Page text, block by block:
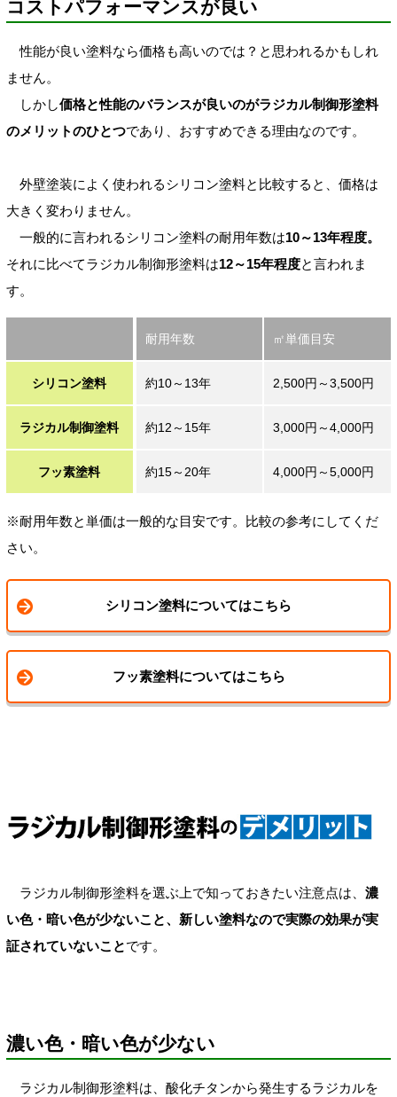
コストパフォーマンスが良い
性能が良い塗料なら価格も高いのでは？と思われるかもしれ
ません。
しかし価格と性能のバランスが良いのがラジカル制御形塗料
のメリットのひとつであり、おすすめできる理由なのです。
外壁塗装によく使われるシリコン塗料と比較すると、価格は
大きく変わりません。
一般的に言われるシリコン塗料の耐用年数は10～13年程度。
それに比べてラジカル制御形塗料は12～15年程度と言われま
す。
耐用年数 ㎡単価目安
シリコン塗料 約10～13年 2,500円～3,500円
ラジカル制御塗料 約12～15年 3,000円～4,000円
フッ素塗料 約15～20年 4,000円～5,000円
※耐用年数と単価は一般的な目安です。比較の参考にしてくだ
さい。
シリコン塗料についてはこちら
フッ素塗料についてはこちら
ラジカル制御形塗料を選ぶ上で知っておきたい注意点は、 濃
い色・暗い色が少ないこと、新しい塗料なので実際の効果が実
証されていないことです。
濃い色・暗い色が少ない
ラジカル制御形塗料は、酸化チタンから発生するラジカルを